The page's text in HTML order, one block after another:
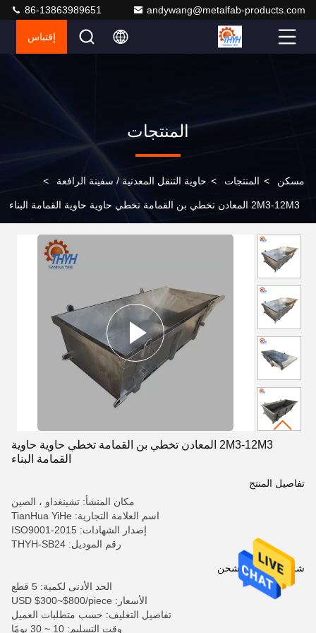
andywang@metalfab-products.com
86-13863989651
إقتباس
المنتجات
مسكن > المنتجات > حاوية التنقل المعدنية / سفينة الرافعة >
2M3-12M3 المعادن تخطي بن القمامة تخطي حاوية حاوية القمامة البناء
2M3-12M3 المعادن تخطي بن القمامة تخطي حاوية حاوية
القمامة البناء
تفاصيل المنتج
مكان المنشأ: تشينغداو ، الصين
اسم العلامة التجارية: TianHua YiHe
إصدار الشهادات: ISO9001-2015
رقم الموديل: THYH-SB24
شروط الدفع والشحن
الحد الأدنى لكمية: 5 قطع
الأسعار: USD $300~$800/piece
تفاصيل التغليف: حسب متطلبات العميل
وقت التسليم: 10 ~ 30 يومًا